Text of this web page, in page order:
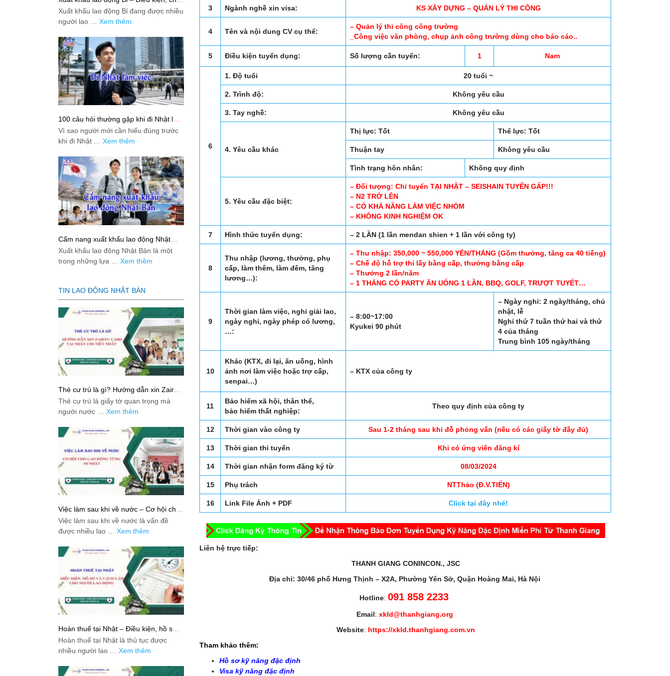
3 Ngành nghề xin visa: KS XÂY DỰNG – QUẢN LÝ THI CÔNG
4 Tên và nội dung CV cụ thể:
– Quản lý thi công công trường
_Công việc văn phòng, chụp ảnh công trường dùng cho báo cáo..
5 Điều kiện tuyển dụng: Số lượng cần tuyển: 1 Nam
6
1. Độ tuổi 20 tuổi ~
2. Trình độ: Không yêu cầu
3. Tay nghề: Không yêu cầu
4. Yêu cầu khác
Thị lực: Tốt Thể lực: Tốt
Thuận tay Không yêu cầu
Tình trạng hôn nhân: Không quy định
5. Yêu cầu đặc biệt:
– Đối tượng: Chỉ tuyển TẠI NHẬT – SEISHAIN TUYỂN GẤP!!!
– N2 TRỞ LÊN
– CÓ KHẢ NĂNG LÀM VIỆC NHÓM
– KHÔNG KINH NGHIỆM OK
7 Hình thức tuyển dụng: – 2 LẦN (1 lần mendan shien + 1 lần với công ty)
8
Thu nhập (lương, thưởng, phụ
cấp, làm thêm, làm đêm, tăng
lương…):
– Thu nhập: 350,000 ~ 550,000 YÊN/THÁNG (Gồm thưởng, tăng ca 40 tiếng)
– Chế độ hỗ trợ thi lấy bằng cấp, thưởng bằng cấp
– Thưởng 2 lần/năm
– 1 THÁNG CÓ PARTY ĂN UỐNG 1 LẦN, BBQ, GOLF, TRƯỢT TUYẾT…
9
Thời gian làm việc, nghỉ giải lao,
ngày nghỉ, ngày phép có lương,
…:
– 8:00~17:00
Kyukei 90 phút
– Ngày nghỉ: 2 ngày/tháng, chủ
nhật, lễ
Nghỉ thứ 7 tuần thứ hai và thứ
4 của tháng
Trung bình 105 ngày/tháng
10
Khác (KTX, đi lại, ăn uống, hình
ảnh nơi làm việc hoặc trợ cấp,
senpai…)
– KTX của công ty
11
Bảo hiểm xã hội, thân thể,
bảo hiểm thất nghiệp:
Theo quy định của công ty
12 Thời gian vào công ty Sau 1-2 tháng sau khi đỗ phỏng vấn (nếu có các giấy tờ đầy đủ)
13 Thời gian thi tuyển Khi có ứng viên đăng kí
14 Thời gian nhận form đăng ký từ 08/03/2024
15 Phụ trách NTThảo (Đ.V.TIẾN)
16 Link File Ảnh + PDF Click tại đây nhé!
Liên hệ trực tiếp:
THANH GIANG CONINCON., JSC
Địa chỉ: 30/46 phố Hưng Thịnh – X2A, Phường Yên Sở, Quận Hoàng Mai, Hà Nội
Hotline:091 858 2233
Email: xkld@thanhgiang.org
Website: https://xkld.thanhgiang.com.vn
Tham khảo thêm:
Hồ sơ kỹ năng đặc định
Visa kỹ năng đặc định
phí, mức lương và quy trình chuẩn cho
người lao động
Xuất khẩu lao động Bỉ đang được nhiều
người lao … Xem thêm
100 câu hỏi thường gặp khi đi Nhật làm
việc: Giải đáp thật dễ hiểu cho người
mới bắt đầu
Vì sao người mới cần hiểu đúng trước
khi đi Nhật … Xem thêm
Cẩm nang xuất khẩu lao động Nhật
Bản từ A-Z
Xuất khẩu lao động Nhật Bản là một
trong những lựa … Xem thêm
TIN LAO ĐỘNG NHẬT BẢN
Thẻ cư trú là gì? Hướng dẫn xin Zairyu
Card tại Nhật chi tiết nhất
Thẻ cư trú là giấy tờ quan trọng mà
người nước … Xem thêm
Việc làm sau khi về nước – Cơ hội cho
lao động từng đi Nhật
Việc làm sau khi về nước là vấn đề
được nhiều lao … Xem thêm
Hoàn thuế tại Nhật – Điều kiện, hồ sơ
và cách làm cho người lao động
Hoàn thuế tại Nhật là thủ tục được
nhiều người lao … Xem thêm